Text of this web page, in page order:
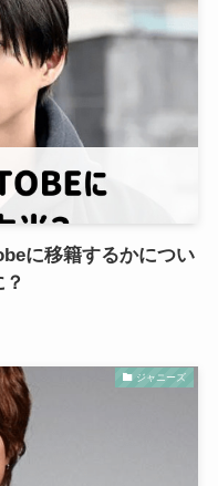
に移籍するかについ
ジャニーズ